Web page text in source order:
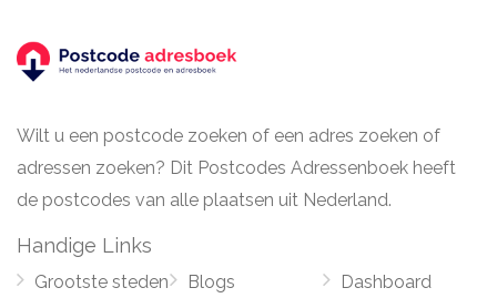
Wilt u een postcode zoeken of een adres zoeken of
adressen zoeken? Dit Postcodes Adressenboek heeft
de postcodes van alle plaatsen uit Nederland.
Handige Links
Grootste steden
Blogs
Dashboard